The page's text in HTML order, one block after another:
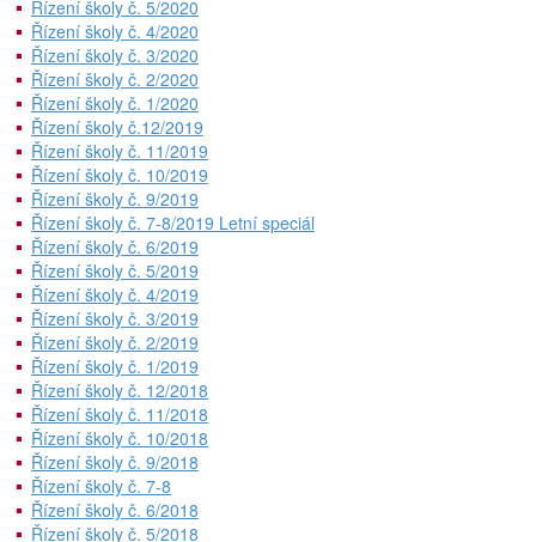
Řízení školy č. 5/2020
Řízení školy č. 4/2020
Řízení školy č. 3/2020
Řízení školy č. 2/2020
Řízení školy č. 1/2020
Řízení školy č.12/2019
Řízení školy č. 11/2019
Řízení školy č. 10/2019
Řízení školy č. 9/2019
Řízení školy č. 7-8/2019 Letní speciál
Řízení školy č. 6/2019
Řízení školy č. 5/2019
Řízení školy č. 4/2019
Řízení školy č. 3/2019
Řízení školy č. 2/2019
Řízení školy č. 1/2019
Řízení školy č. 12/2018
Řízení školy č. 11/2018
Řízení školy č. 10/2018
Řízení školy č. 9/2018
Řízení školy č. 7-8
Řízení školy č. 6/2018
Řízení školy č. 5/2018